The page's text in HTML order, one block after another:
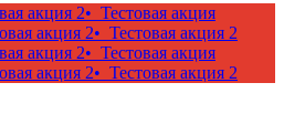
акция 2• Тестовая акция
акция 2• Тестовая акция 2
акция 2• Тестовая акция
акция 2• Тестовая акция 2